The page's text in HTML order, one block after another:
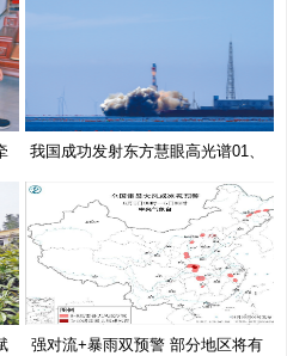
我国成功发射东方慧眼高光谱01、
强对流+暴雨双预警 部分地区将有